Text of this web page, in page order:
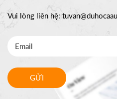
Vui lòng liên hệ:
GỬI